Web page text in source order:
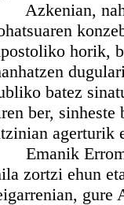
horik,
batez
ber, sinheste
agerturik
zortzi ehun
gure